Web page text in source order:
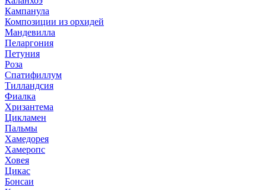
Кампанула
Композиции из орхидей
Мандевилла
Пеларгония
Петуния
Роза
Спатифиллум
Тилландсия
Фиалка
Хризантема
Цикламен
Пальмы
Хамедорея
Хамеропс
Ховея
Цикас
Бонсаи